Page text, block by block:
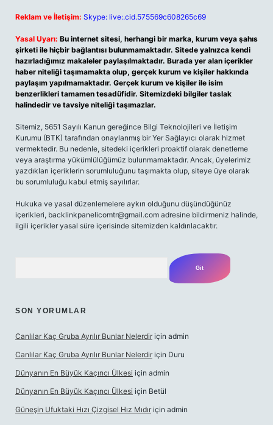
Reklam ve İletişim: Skype: live:.cid.575569c608265c69
Yasal Uyarı: Bu internet sitesi, herhangi bir marka, kurum veya şahıs
şirketi ile hiçbir bağlantısı bulunmamaktadır. Sitede yalnızca kendi
hazırladığımız makaleler paylaşılmaktadır. Burada yer alan içerikler
haber niteliği taşımamakta olup, gerçek kurum ve kişiler hakkında
paylaşım yapılmamaktadır. Gerçek kurum ve kişiler ile isim
benzerlikleri tamamen tesadüfidir. Sitemizdeki bilgiler taslak
halindedir ve tavsiye niteliği taşımazlar.
Sitemiz, 5651 Sayılı Kanun gereğince Bilgi Teknolojileri ve İletişim
Kurumu (BTK) tarafından onaylanmış bir Yer Sağlayıcı olarak hizmet
vermektedir. Bu nedenle, sitedeki içerikleri proaktif olarak denetleme
veya araştırma yükümlülüğümüz bulunmamaktadır. Ancak, üyelerimiz
yazdıkları içeriklerin sorumluluğunu taşımakta olup, siteye üye olarak
bu sorumluluğu kabul etmiş sayılırlar.
Hukuka ve yasal düzenlemelere aykırı olduğunu düşündüğünüz
içerikleri, backlinkpanelicomtr@gmail.com adresine bildirmeniz halinde,
ilgili içerikler yasal süre içerisinde sitemizden kaldırılacaktır.
SON YORUMLAR
Canlılar Kaç Gruba Ayrılır Bunlar Nelerdir için admin
Canlılar Kaç Gruba Ayrılır Bunlar Nelerdir için Duru
Dünyanın En Büyük Kaçıncı Ülkesi için admin
Dünyanın En Büyük Kaçıncı Ülkesi için Betül
Güneşin Ufuktaki Hızı Çizgisel Hız Mıdır için admin